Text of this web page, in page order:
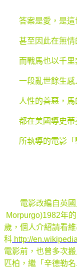
答案是愛，是這
甚至因此在無
而戰馬也以千
一段亂世餘生感
人性的善惡，
都在美國導史
所執導的電影「
電影改編自英國
Morpurgo)1982年
歲，個人介紹請看
科 http://
電影前，也曾多次
匹柏，繼「辛德勒